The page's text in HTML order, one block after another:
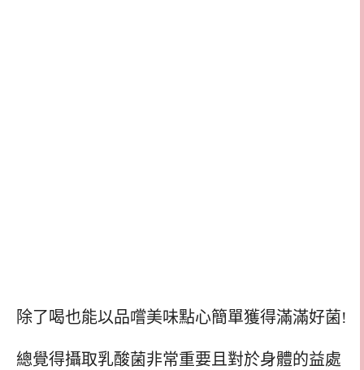
除了喝也能以品嚐美味點心簡單獲得滿滿好菌!
總覺得攝取乳酸菌非常重要且對於身體的益處